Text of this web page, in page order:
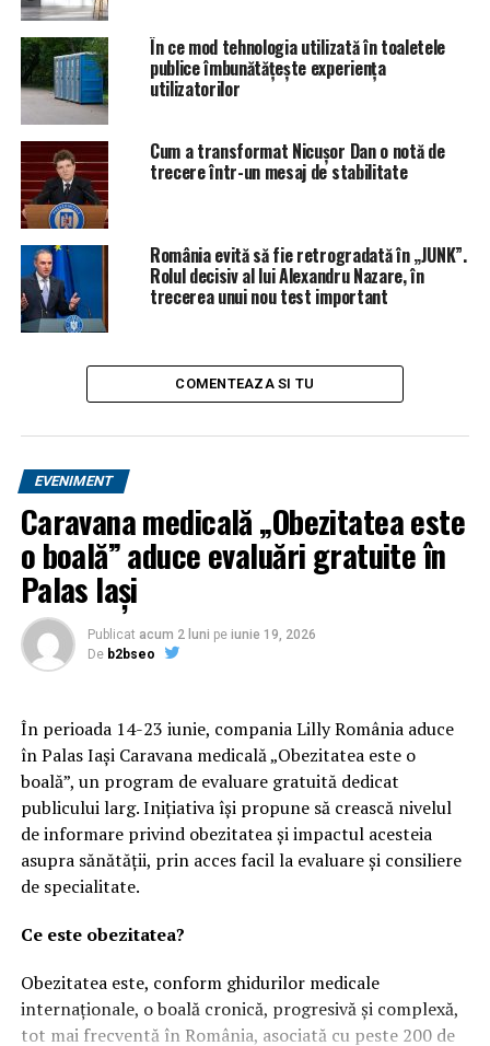
În ce mod tehnologia utilizată în toaletele
publice îmbunătățește experiența
utilizatorilor
Cum a transformat Nicușor Dan o notă de
trecere într-un mesaj de stabilitate
România evită să fie retrogradată în „JUNK”.
Rolul decisiv al lui Alexandru Nazare, în
trecerea unui nou test important
COMENTEAZA SI TU
EVENIMENT
Caravana medicală „Obezitatea este
o boală” aduce evaluări gratuite în
Palas Iași
Publicat acum 2 luni pe iunie 19, 2026
De b2bseo
În perioada 14-23 iunie, compania Lilly România aduce
în Palas Iași Caravana medicală „Obezitatea este o
boală”, un program de evaluare gratuită dedicat
publicului larg. Inițiativa își propune să crească nivelul
de informare privind obezitatea și impactul acesteia
asupra sănătății, prin acces facil la evaluare și consiliere
de specialitate.
Ce este obezitatea?
Obezitatea este, conform ghidurilor medicale
internaționale, o boală cronică, progresivă și complexă,
tot mai frecventă în România, asociată cu peste 200 de